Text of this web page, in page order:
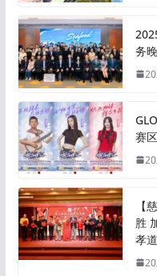
务
赛
【
胜
孝